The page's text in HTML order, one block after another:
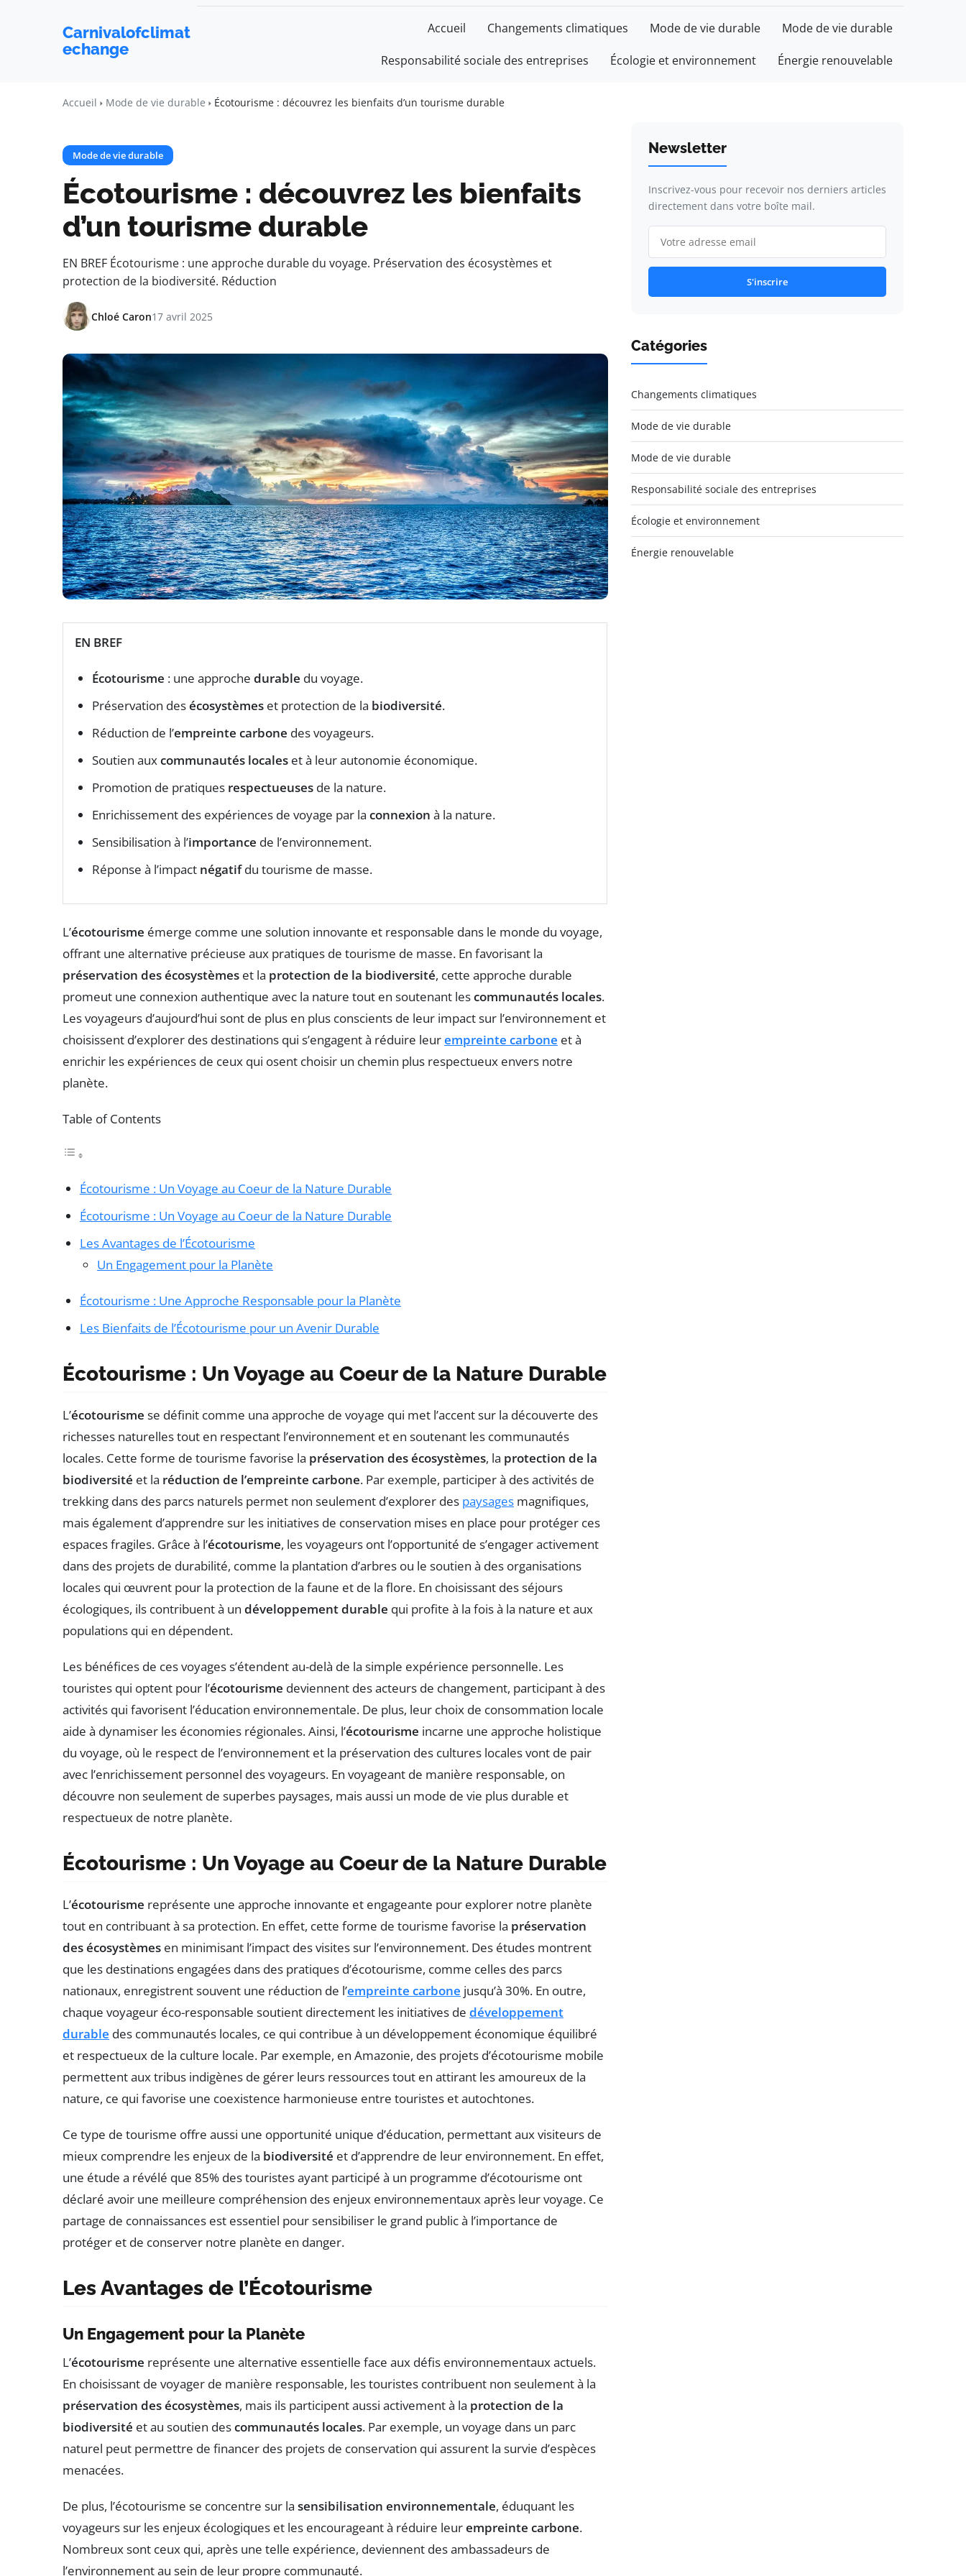
Carnivalofclimat
echange
Accueil Changements climatiques Mode de vie durable Mode de vie durable
Responsabilité sociale des entreprises Écologie et environnement Énergie renouvelable
Accueil Mode de vie durable Écotourisme : découvrez les bienfaits d’un tourisme durable
Mode de vie durable
Écotourisme : découvrez les bienfaits
d’un tourisme durable
EN BREF Écotourisme : une approche durable du voyage. Préservation des écosystèmes et
protection de la biodiversité. Réduction
Chloé Caron17 avril 2025
EN BREF
Écotourisme : une approche durable du voyage.
Préservation desécosystèmes et protection de la biodiversité.
Réduction de l’empreinte carbone des voyageurs.
Soutien auxcommunautés locales et à leur autonomie économique.
Promotion de pratiques respectueuses de la nature.
Enrichissement des expériences de voyage par la connexion à la nature.
Sensibilisation à l’importance de l’environnement.
Réponse à l’impact négatifdu tourisme de masse.
L’écotourisme émerge comme une solution innovante et responsable dans le monde du voyage,
offrant une alternative précieuse aux pratiques de tourisme de masse. En favorisant la
préservation des écosystèmes et la protection de la biodiversité, cette approche durable
promeut une connexion authentique avec la nature tout en soutenant lescommunautés locales.
Les voyageurs d’aujourd’hui sont de plus en plus conscients de leur impact sur l’environnement et
choisissent d’explorer des destinations qui s’engagent à réduire leurempreinte carbone et à
enrichir les expériences de ceux qui osent choisir un chemin plus respectueux envers notre
planète.
Table of Contents
Écotourisme : Un Voyage au Coeur de la Nature Durable
Écotourisme : Un Voyage au Coeur de la Nature Durable
Les Avantages de l’Écotourisme
Un Engagement pour la Planète
Écotourisme : Une Approche Responsable pour la Planète
Les Bienfaits de l’Écotourisme pour un Avenir Durable
Écotourisme : Un Voyage au Coeur de la Nature Durable
L’écotourisme se définit comme una approche de voyage qui met l’accent sur la découverte des
richesses naturelles tout en respectant l’environnement et en soutenant les communautés
locales. Cette forme de tourisme favorise la préservation des écosystèmes, la protection de la
biodiversité et la réduction de l’empreinte carbone. Par exemple, participer à des activités de
trekking dans des parcs naturels permet non seulement d’explorer des paysages magnifiques,
mais également d’apprendre sur les initiatives de conservation mises en place pour protéger ces
espaces fragiles. Grâce à l’écotourisme, les voyageurs ont l’opportunité de s’engager activement
dans des projets de durabilité, comme la plantation d’arbres ou le soutien à des organisations
locales qui œuvrent pour la protection de la faune et de la flore. En choisissant des séjours
écologiques, ils contribuent à un développement durable qui profite à la fois à la nature et aux
populations qui en dépendent.
Les bénéfices de ces voyages s’étendent au-delà de la simple expérience personnelle. Les
touristes qui optent pour l’écotourisme deviennent des acteurs de changement, participant à des
activités qui favorisent l’éducation environnementale. De plus, leur choix de consommation locale
aide à dynamiser les économies régionales. Ainsi, l’écotourisme incarne une approche holistique
du voyage, où le respect de l’environnement et la préservation des cultures locales vont de pair
avec l’enrichissement personnel des voyageurs. En voyageant de manière responsable, on
découvre non seulement de superbes paysages, mais aussi un mode de vie plus durable et
respectueux de notre planète.
Écotourisme : Un Voyage au Coeur de la Nature Durable
L’écotourisme représente une approche innovante et engageante pour explorer notre planète
tout en contribuant à sa protection. En effet, cette forme de tourisme favorise la préservation
des écosystèmes en minimisant l’impact des visites sur l’environnement. Des études montrent
que les destinations engagées dans des pratiques d’écotourisme, comme celles des parcs
nationaux, enregistrent souvent une réduction de l’empreinte carbone jusqu’à 30%. En outre,
chaque voyageur éco-responsable soutient directement les initiatives de développement
durable des communautés locales, ce qui contribue à un développement économique équilibré
et respectueux de la culture locale. Par exemple, en Amazonie, des projets d’écotourisme mobile
permettent aux tribus indigènes de gérer leurs ressources tout en attirant les amoureux de la
nature, ce qui favorise une coexistence harmonieuse entre touristes et autochtones.
Ce type de tourisme offre aussi une opportunité unique d’éducation, permettant aux visiteurs de
mieux comprendre les enjeux de la biodiversité et d’apprendre de leur environnement. En effet,
une étude a révélé que 85% des touristes ayant participé à un programme d’écotourisme ont
déclaré avoir une meilleure compréhension des enjeux environnementaux après leur voyage. Ce
partage de connaissances est essentiel pour sensibiliser le grand public à l’importance de
protéger et de conserver notre planète en danger.
Les Avantages de l’Écotourisme
Un Engagement pour la Planète
L’écotourisme représente une alternative essentielle face aux défis environnementaux actuels.
En choisissant de voyager de manière responsable, les touristes contribuent non seulement à la
préservation des écosystèmes, mais ils participent aussi activement à la protection de la
biodiversité et au soutien descommunautés locales. Par exemple, un voyage dans un parc
naturel peut permettre de financer des projets de conservation qui assurent la survie d’espèces
menacées.
De plus, l’écotourisme se concentre sur la sensibilisation environnementale, éduquant les
voyageurs sur les enjeux écologiques et les encourageant à réduire leurempreinte carbone.
Nombreux sont ceux qui, après une telle expérience, deviennent des ambassadeurs de
l’environnement au sein de leur propre communauté.
Newsletter
Inscrivez-vous pour recevoir nos derniers articles
directement dans votre boîte mail.
S'inscrire
Catégories
Changements climatiques
Mode de vie durable
Mode de vie durable
Responsabilité sociale des entreprises
Écologie et environnement
Énergie renouvelable